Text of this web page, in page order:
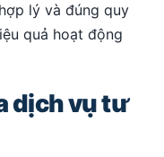
lý và đúng quy
quả hoạt động
dịch vụ tư